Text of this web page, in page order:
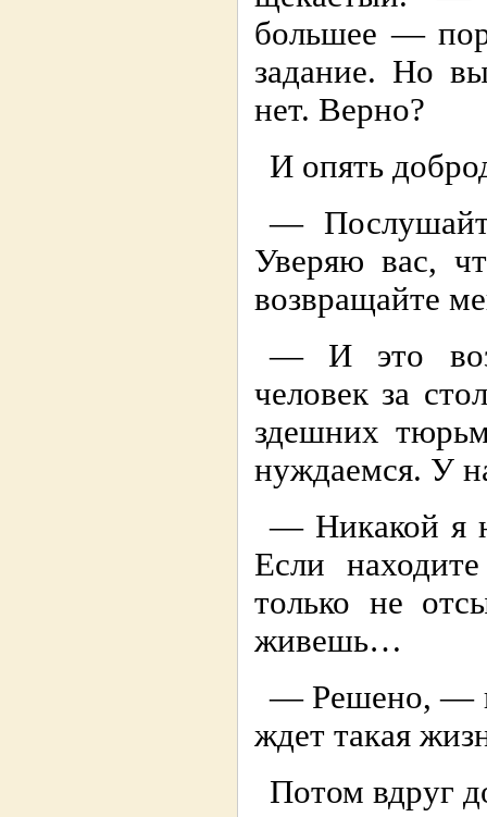
большее —
задание. Но
нет. Верно?
И опять
—
Уверяю вас,
возвращайте
— И это
человек за
здешних
нуждаемся. У
— Никакой я
Если
только не
живешь…
— Решено, —
ждет такая
Потом вдруг